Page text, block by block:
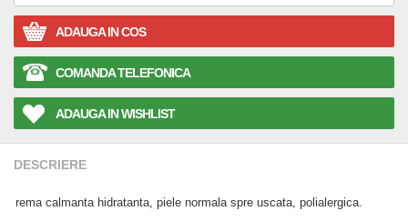
ADAUGA IN COS
COMANDA TELEFONICA
ADAUGA IN WISHLIST
DESCRIERE
rema calmanta hidratanta, piele normala spre uscata, polialergica.